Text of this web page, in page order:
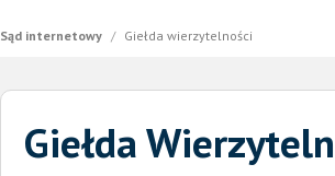
Sąd internetowy / Giełda wierzytelności
Giełda